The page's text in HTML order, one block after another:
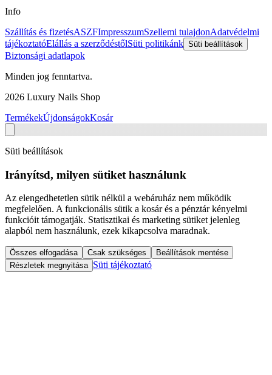
Info
Szállítás és fizetésASZFImpresszumSzellemi tulajdonAdatvédelmi
tájékoztatóElállás a szerződéstőlSüti politikánk Süti beállítások
Biztonsági adatlapok
Minden jog fenntartva.
2026 Luxury Nails Shop
TermékekÚjdonságokKosár
Süti beállítások
Irányítsd, milyen sütiket használunk
Az elengedhetetlen sütik nélkül a webáruház nem működik
megfelelően. A funkcionális sütik a kosár és a pénztár kényelmi
funkcióit támogatják. Statisztikai és marketing sütiket jelenleg
alapból nem használunk, ezek kikapcsolva maradnak.
Összes elfogadása Csak szükséges
Beállítások mentése
Részletek megnyitása Süti tájékoztató